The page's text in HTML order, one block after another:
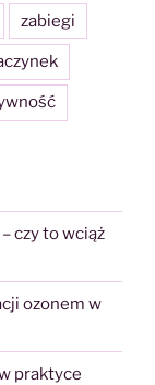
zabiegi
czy to wciąż
ozonem w
praktyce